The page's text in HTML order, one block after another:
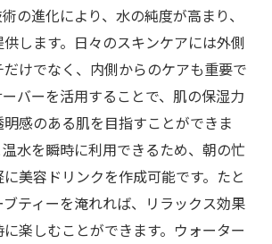
の進化により、水の純度が高まり、
します。日々のスキンケアには外側
けでなく、内側からのケアも重要で
バーを活用することで、肌の保湿力
感のある肌を目指すことができま
水を瞬時に利用できるため、朝の忙
美容ドリンクを作成可能です。たと
ティーを淹れれば、リラックス効果
楽しむことができます。ウォーター